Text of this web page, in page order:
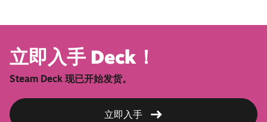
立即入手 Deck！
Steam Deck 现已开始发货。
立即入手